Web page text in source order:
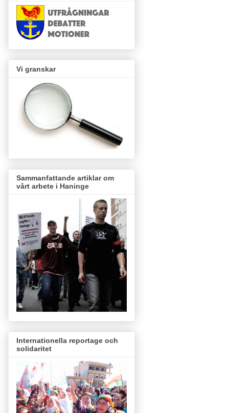
Vi granskar
Sammanfattande artiklar om
vårt arbete i Haninge
Internationella reportage och
solidaritet